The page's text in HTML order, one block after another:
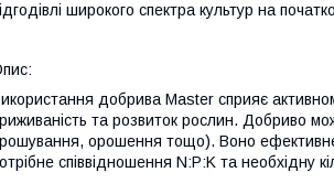
широкого спектра культур на
добрива Master сприяє
та розвиток рослин. Добриво
орошення тощо). Воно
співвідношення N:P:K та необхідну